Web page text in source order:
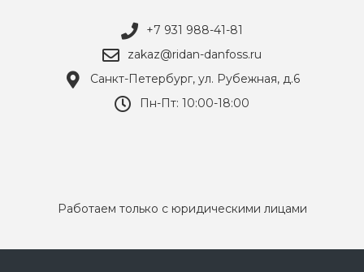
+7 931 988-41-81
zakaz@ridan-danfoss.ru
Санкт-Петербург, ул. Рубежная, д.6
Пн-Пт: 10:00-18:00
Работаем только с юридическими лицами